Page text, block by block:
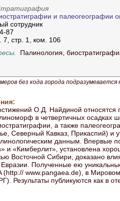
и палеогеографии
сотрудник
87
7, стр. 1, ком. 106
Палинология,
без кода города подразумевается
О.Д. Найдиной
в четвертичных осадках
а также
Северный Кавказ, Прикаспий) и
данным. Впервые
и «Кимберлит», установлена
Восточной Сибири, доказано
Полученные ею
(http:// www.pangaea.de), в
Результаты публикуются как в